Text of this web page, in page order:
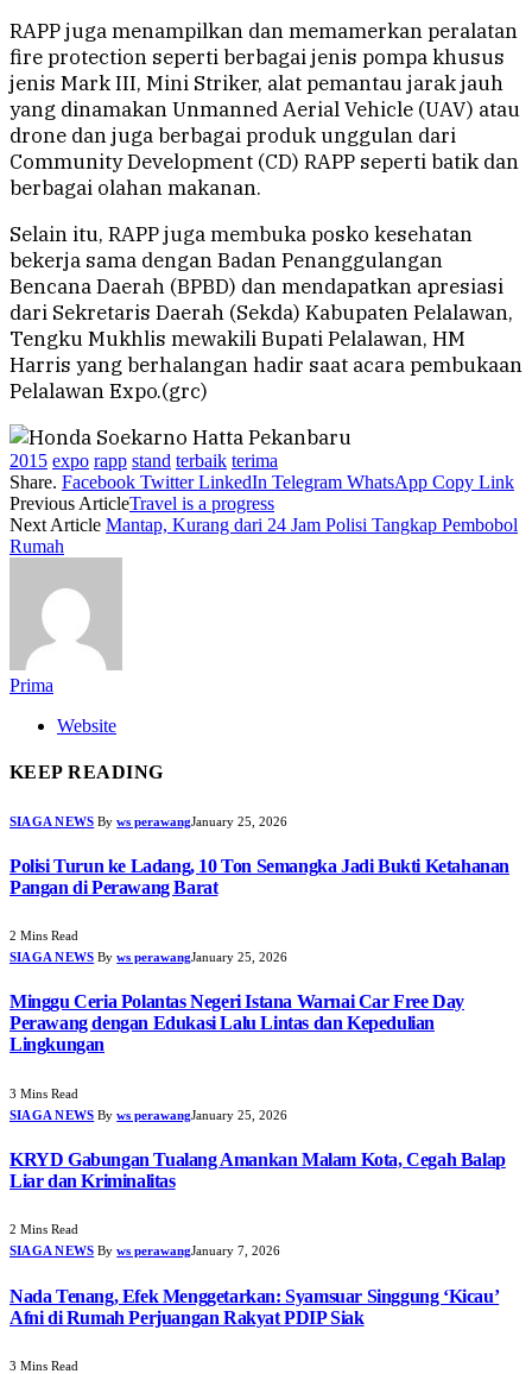
RAPP juga menampilkan dan memamerkan peralatan
fire protection seperti berbagai jenis pompa khusus
jenis Mark III, Mini Striker, alat pemantau jarak jauh
yang dinamakan Unmanned Aerial Vehicle (UAV) atau
drone dan juga berbagai produk unggulan dari
Community Development (CD) RAPP seperti batik dan
berbagai olahan makanan.
Selain itu, RAPP juga membuka posko kesehatan
bekerja sama dengan Badan Penanggulangan
Bencana Daerah (BPBD) dan mendapatkan apresiasi
dari Sekretaris Daerah (Sekda) Kabupaten Pelalawan,
Tengku Mukhlis mewakili Bupati Pelalawan, HM
Harris yang berhalangan hadir saat acara pembukaan
Pelalawan Expo.(grc)
2015 expo rapp stand terbaik terima
Share. Facebook Twitter LinkedIn Telegram WhatsApp Copy Link
Previous ArticleTravel is a progress
Next Article Mantap, Kurang dari 24 Jam Polisi Tangkap Pembobol
Rumah
Prima
Website
KEEP READING
SIAGA NEWS By ws perawangJanuary 25, 2026
Polisi Turun ke Ladang, 10 Ton Semangka Jadi Bukti Ketahanan
Pangan di Perawang Barat
2 Mins Read
SIAGA NEWS By ws perawangJanuary 25, 2026
Minggu Ceria Polantas Negeri Istana Warnai Car Free Day
Perawang dengan Edukasi Lalu Lintas dan Kepedulian
Lingkungan
3 Mins Read
SIAGA NEWS By ws perawangJanuary 25, 2026
KRYD Gabungan Tualang Amankan Malam Kota, Cegah Balap
Liar dan Kriminalitas
2 Mins Read
SIAGA NEWS By ws perawangJanuary 7, 2026
Nada Tenang, Efek Menggetarkan: Syamsuar Singgung ‘Kicau’
Afni di Rumah Perjuangan Rakyat PDIP Siak
3 Mins Read